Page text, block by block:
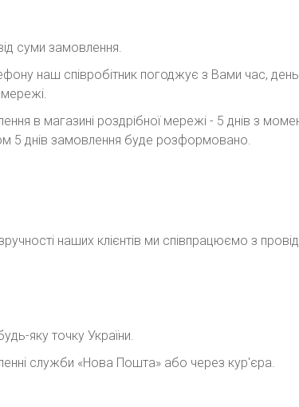
суми замовлення.
наш співробітник погоджує з Вами час,
в магазині роздрібної мережі - 5 днів з
5 днів замовлення буде розформовано.
наших клієнтів ми співпрацюємо з
яку точку України.
служби «Нова Пошта» або через кур'єра.